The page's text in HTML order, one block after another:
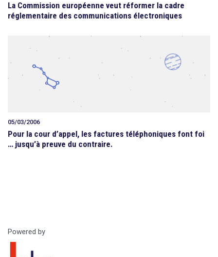
La Commission européenne veut réformer la cadre
réglementaire des communications électroniques
05/03/2006
Pour la cour d’appel, les factures téléphoniques font foi
… jusqu’à preuve du contraire.
Powered by